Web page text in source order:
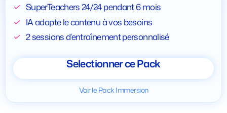
SuperTeachers 24/24 pendant 6 mois
IA adapte le contenu à vos besoins
2 sessions d’entraînement personnalisé
Selectionner ce Pack
Voir le Pack Immersion